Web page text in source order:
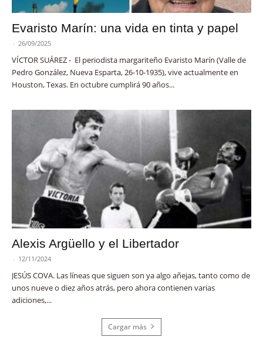
Evaristo Marín: una vida en tinta y papel
- 26/09/2025
VÍCTOR SUÁREZ - El periodista margariteño Evaristo Marín (Valle de
Pedro González, Nueva Esparta, 26-10-1935), vive actualmente en
Houston, Texas. En octubre cumplirá 90 años...
Alexis Argüello y el Libertador
- 12/11/2024
JESÚS COVA. Las líneas que siguen son ya algo añejas, tanto como de
unos nueve o diez años atrás, pero ahora contienen varias
adiciones,...
Cargar más